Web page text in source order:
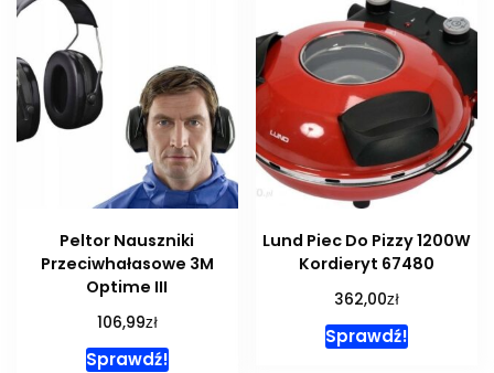
Peltor Nauszniki
Przeciwhałasowe 3M
Optime III
106,99zł
Sprawdź!
Lund Piec Do Pizzy 1200W
Kordieryt 67480
362,00zł
Sprawdź!